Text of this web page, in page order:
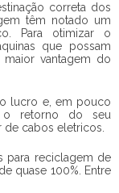
correta dos
têm notado um
Para otimizar o
que possam
vantagem do
lucro e, em pouco
o retorno do seu
cabos eletricos.
para reciclagem de
quase 100%. Entre